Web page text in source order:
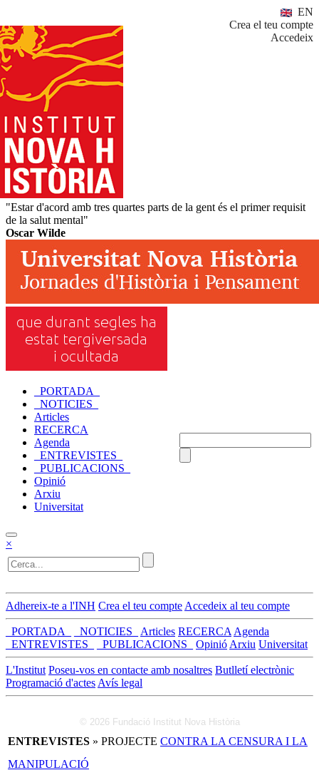
EN
Crea el teu compte
Accedeix
"Estar d'acord amb tres quartes parts de la gent és el primer requisit
de la salut mental"
Oscar Wilde
_PORTADA_
_NOTICIES_
Articles
RECERCA
Agenda
_ENTREVISTES_
_PUBLICACIONS_
Opinió
Arxiu
Universitat
×
Adhereix-te a l'INH Crea el teu compte Accedeix al teu compte
_PORTADA_ _NOTICIES_ Articles RECERCA Agenda
_ENTREVISTES_
_PUBLICACIONS_ Opinió Arxiu Universitat
L'Institut Poseu-vos en contacte amb nosaltres Butlletí electrònic
Programació d'actes Avís legal
© 2026 Fundació Institut Nova Història
ENTREVISTES » PROJECTE CONTRA LA CENSURA I LA
MANIPULACIÓ